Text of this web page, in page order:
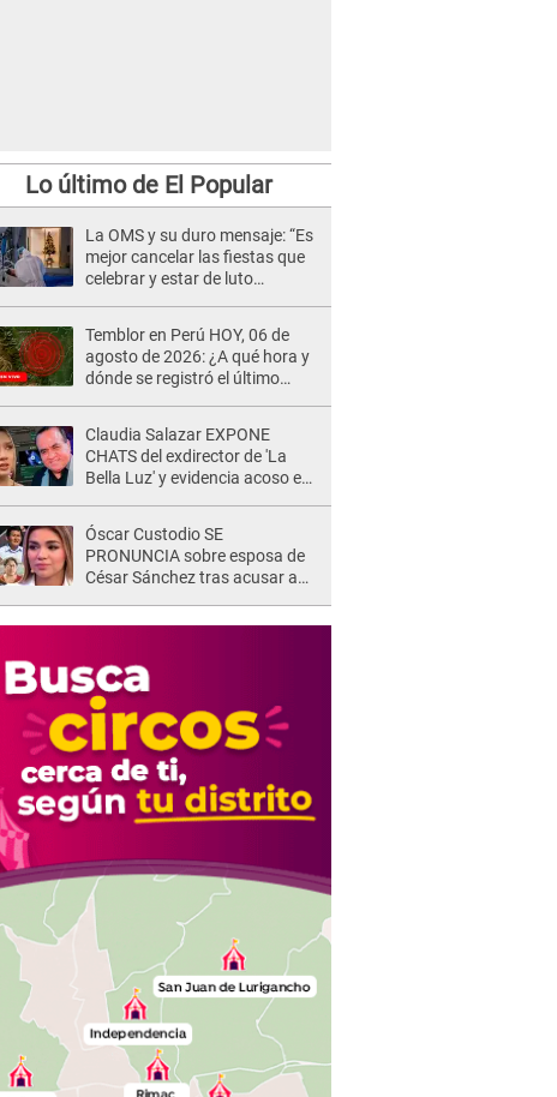
Lo último de El Popular
La OMS y su duro mensaje: “Es
mejor cancelar las fiestas que
celebrar y estar de luto
Temblor en Perú HOY, 06 de
agosto de 2026: ¿A qué hora y
dónde se registró el último
Claudia Salazar EXPONE
CHATS del exdirector de 'La
Bella Luz' y evidencia acoso e
conmigo, no pasa nada"
Óscar Custodio SE
PRONUNCIA sobre esposa de
César Sánchez tras acusar a